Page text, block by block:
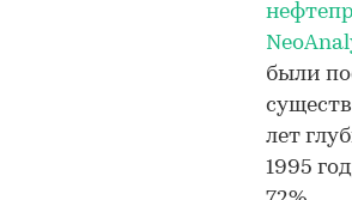
были
лет
1995